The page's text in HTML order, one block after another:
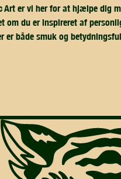
er vi her for at hjælpe dig
du er inspireret af
er både smuk og